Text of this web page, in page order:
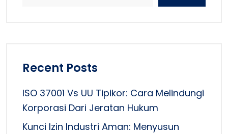
Recent Posts
ISO 37001 Vs UU Tipikor: Cara Melindungi
Korporasi Dari Jeratan Hukum
Kunci Izin Industri Aman: Menyusun